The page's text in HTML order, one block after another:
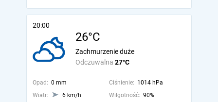
20:00
26°C
Odczuwalna 27°C
Zachmurzenie duże
Opad: 0 mm Ciśnienie: 1014 hPa
Wiatr:
6 km/h Wilgotność: 90%